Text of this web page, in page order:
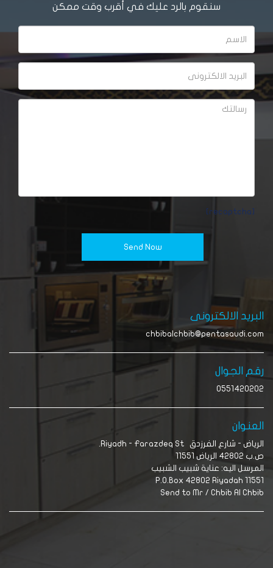
سنقوم بالرد عليك في أقرب وقت ممكن
[recaptcha]
البريد الالكترونى
chbibalchbib@pentasaudi.com
رقم الجوال
0551420202
العنوان
الرياض - شارع الفرزدق Riyadh - Farazdeq St.
ص.ب 42802 الرياض 11551
المرسل اليه: عناية شبيب الشبيب
P.O.Box 42802 Riyadah 11551
Send to Mr / Chbib Al Chbib